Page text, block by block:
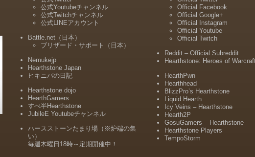
公式Youtubeチャンネル
公式Twitchチャンネル
公式LINEアカウント
Battle.net（日本）
ブリザード・サポート（日本）
Nemukejp
Hearthstone Japan
ヒキニパの日記
Hearthstone dojo
HearthGamers
すべ半Hearthstone
JubileE Youtubeチャンネル
ハースストーンたまり場（※炉端の集
い）
毎週木曜日18時～定期開催中！
Official Facebook
Official Google+
Official Instagram
Official Youtube
Official Twitch
Reddit – Official Subreddit
Hearthstone: Heroes of
HearthPwn
Hearthhead
BlizzPro’s Hearthstone
Liquid Hearth
Icy Veins – Hearthstone
Hearth2P
GosuGamers – Hearthstone
Hearthstone Players
TempoStorm